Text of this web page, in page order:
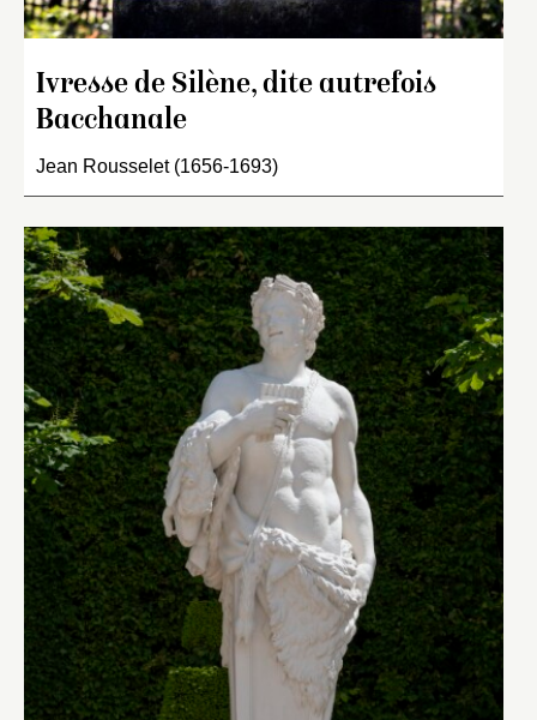
Ivresse de Silène, dite autrefois
Bacchanale
Jean Rousselet (1656-1693)